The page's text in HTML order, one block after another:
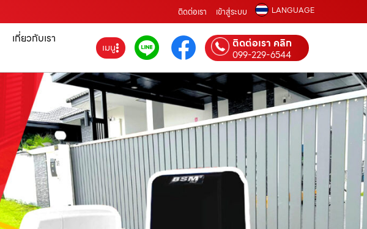
ติดต่อเรา เข้าสู่ระบบ LANGUAGE
เกี่ยวกับเรา
เมนู ติดต่อเรา คลิก
099-229-6544